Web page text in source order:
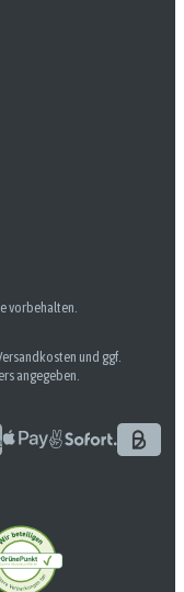
vorbehalten.
und ggf.
angegeben.